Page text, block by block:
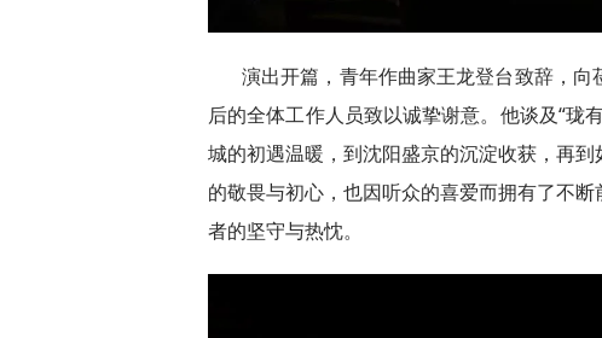
演出开篇，青年作曲家王龙登台致辞，
后的全体工作人员致以诚挚谢意。他谈及“珑
城的初遇温暖，到沈阳盛京的沉淀收获，再
的敬畏与初心，也因听众的喜爱而拥有了不
者的坚守与热忱。